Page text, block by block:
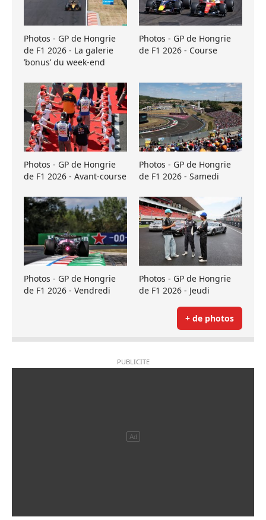
Photos - GP de Hongrie
de F1 2026 - La galerie
’bonus’ du week-end
Photos - GP de Hongrie
de F1 2026 - Course
Photos - GP de Hongrie
de F1 2026 - Avant-course
Photos - GP de Hongrie
de F1 2026 - Samedi
Photos - GP de Hongrie
de F1 2026 - Vendredi
Photos - GP de Hongrie
de F1 2026 - Jeudi
+ de photos